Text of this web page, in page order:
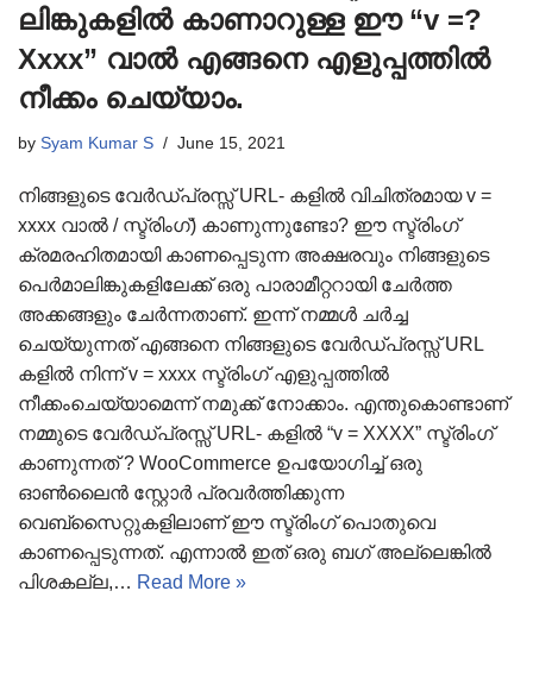
ലിങ്കുകളിൽ കാണാറുള്ള ഈ “v =?
Xxxx” വാൽ എങ്ങനെ എളുപ്പത്തിൽ
നീക്കം ചെയ്യാം.
by Syam Kumar S June 15, 2021
നിങ്ങളുടെ വേർഡ്പ്രസ്സ് URL- കളിൽ വിചിത്രമായ v =
xxxx വാൽ / സ്ട്രിംഗ്) കാണുന്നുണ്ടോ? ഈ സ്ട്രിംഗ്
ക്രമരഹിതമായി കാണപ്പെടുന്ന അക്ഷരവും നിങ്ങളുടെ
പെർമാലിങ്കുകളിലേക്ക് ഒരു പാരാമീറ്ററായി ചേർത്ത
അക്കങ്ങളും ചേർന്നതാണ്. ഇന്ന് നമ്മൾ ചർച്ച
ചെയ്യുന്നത് എങ്ങനെ നിങ്ങളുടെ വേർഡ്പ്രസ്സ് URL
കളിൽ നിന്ന് v = xxxx സ്ട്രിംഗ് എളുപ്പത്തിൽ
നീക്കംചെയ്യാമെന്ന് നമുക്ക് നോക്കാം. എന്തുകൊണ്ടാണ്
നമ്മുടെ വേർഡ്പ്രസ്സ് URL- കളിൽ “v = XXXX” സ്ട്രിംഗ്
കാണുന്നത് ? WooCommerce ഉപയോഗിച്ച് ഒരു
ഓൺലൈൻ സ്റ്റോർ പ്രവർത്തിക്കുന്ന
വെബ്‌സൈറ്റുകളിലാണ് ഈ സ്ട്രിംഗ് പൊതുവെ
കാണപ്പെടുന്നത്. എന്നാൽ ഇത് ഒരു ബഗ് അല്ലെങ്കിൽ
പിശകല്ല,… Read More »